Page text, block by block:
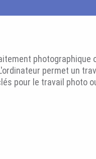
photographique
permet un
pour le travail photo